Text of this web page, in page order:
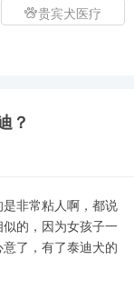
贵宾犬医疗
？
非常粘人啊，都说
的，因为女孩子一
了，有了泰迪犬的